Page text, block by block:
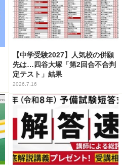
【中学受験2027】人気校の併願
先は…四谷大塚「第2回合不合判
定テスト」結果
2026.7.16